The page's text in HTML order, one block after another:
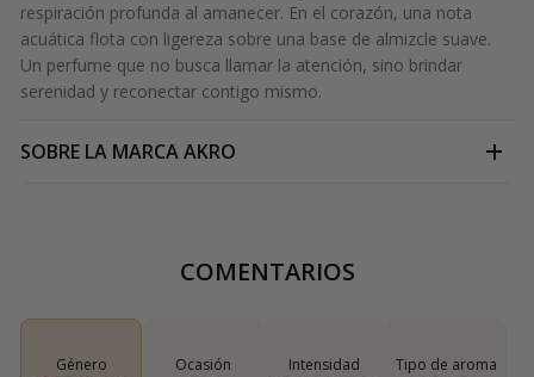
respiración profunda al amanecer. En el corazón, una nota
acuática flota con ligereza sobre una base de almizcle suave.
Un perfume que no busca llamar la atención, sino brindar
serenidad y reconectar contigo mismo.
SOBRE LA MARCAAKRO
COMENTARIOS
Género Ocasión Intensidad Tipo de aroma